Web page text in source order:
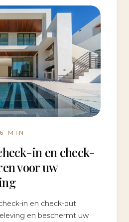
6 MIN
in en check-
voor uw
in en check-out
en beschermt uw